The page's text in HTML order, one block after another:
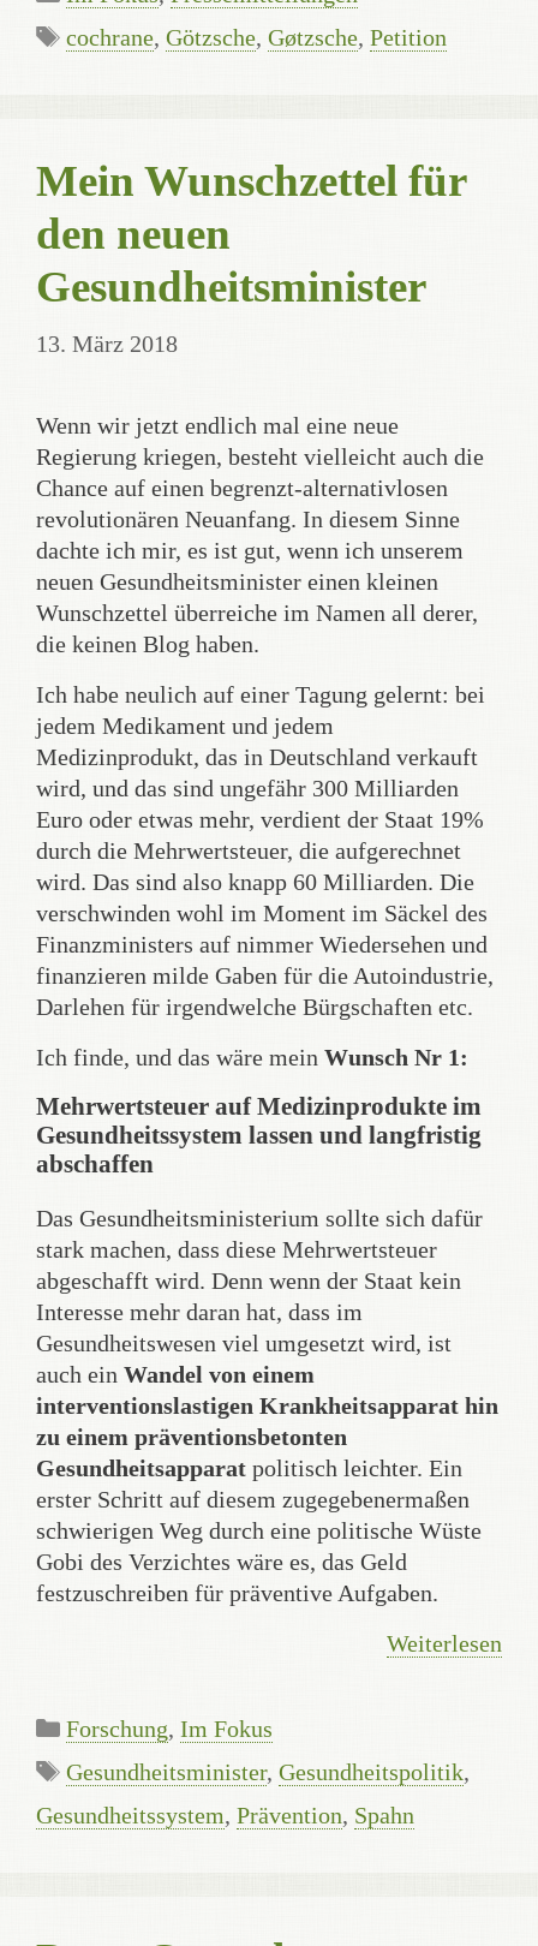
Schlagwörter
cochrane, Götzsche, Gøtzsche, Petition
Mein Wunschzettel für
den neuen
Gesundheitsminister
13. März 2018
Wenn wir jetzt endlich mal eine neue
Regierung kriegen, besteht vielleicht auch die
Chance auf einen begrenzt-alternativlosen
revolutionären Neuanfang. In diesem Sinne
dachte ich mir, es ist gut, wenn ich unserem
neuen Gesundheitsminister einen kleinen
Wunschzettel überreiche im Namen all derer,
die keinen Blog haben.
Ich habe neulich auf einer Tagung gelernt: bei
jedem Medikament und jedem
Medizinprodukt, das in Deutschland verkauft
wird, und das sind ungefähr 300 Milliarden
Euro oder etwas mehr, verdient der Staat 19%
durch die Mehrwertsteuer, die aufgerechnet
wird. Das sind also knapp 60 Milliarden. Die
verschwinden wohl im Moment im Säckel des
Finanzministers auf nimmer Wiedersehen und
finanzieren milde Gaben für die Autoindustrie,
Darlehen für irgendwelche Bürgschaften etc.
Ich finde, und das wäre mein Wunsch Nr 1:
Mehrwertsteuer auf Medizinprodukte im
Gesundheitssystem lassen und langfristig
abschaffen
Das Gesundheitsministerium sollte sich dafür
stark machen, dass diese Mehrwertsteuer
abgeschafft wird. Denn wenn der Staat kein
Interesse mehr daran hat, dass im
Gesundheitswesen viel umgesetzt wird, ist
auch ein Wandel von einem
interventionslastigen Krankheitsapparat hin
zu einem präventionsbetonten
Gesundheitsapparat politisch leichter. Ein
erster Schritt auf diesem zugegebenermaßen
schwierigen Weg durch eine politische Wüste
Gobi des Verzichtes wäre es, das Geld
festzuschreiben für präventive Aufgaben.
Weiterlesen
Kategorien
Forschung, Im Fokus
Schlagwörter
Gesundheitsminister, Gesundheitspolitik,
Gesundheitssystem, Prävention, Spahn